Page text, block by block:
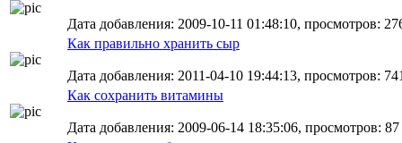
Дата добавления: 2009-10-11 01:48:10, просмотров:
Как правильно хранить сыр
Дата добавления: 2011-04-10 19:44:13, просмотров:
Как сохранить витамины
Дата добавления: 2009-06-14 18:35:06, просмотров: 87